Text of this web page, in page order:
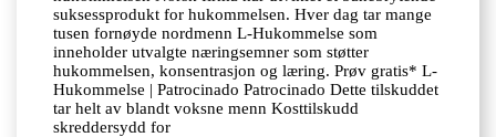
suksessprodukt for hukommelsen. Hver dag tar mange
tusen fornøyde nordmenn L-Hukommelse som
inneholder utvalgte næringsemner som støtter
hukommelsen, konsentrasjon og læring. Prøv gratis* L-
Hukommelse | Patrocinado Patrocinado Dette tilskuddet
tar helt av blandt voksne menn Kosttilskudd
skreddersydd for